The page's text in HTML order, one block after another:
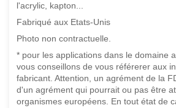
l'acrylic, kapton...
Fabriqué aux Etats-Unis
Photo non contractuelle.
* pour les applications dans le domaine
vous conseillons de vous référerer aux
fabricant. Attention, un agrément de la
d'un agrément qui pourrait ou pas être
organismes européens. En tout état de